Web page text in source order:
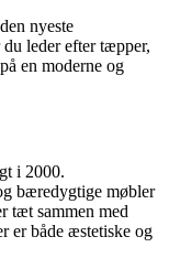
nyeste
leder efter tæpper,
en moderne og
i 2000.
bæredygtige møbler
tæt sammen med
er både æstetiske og